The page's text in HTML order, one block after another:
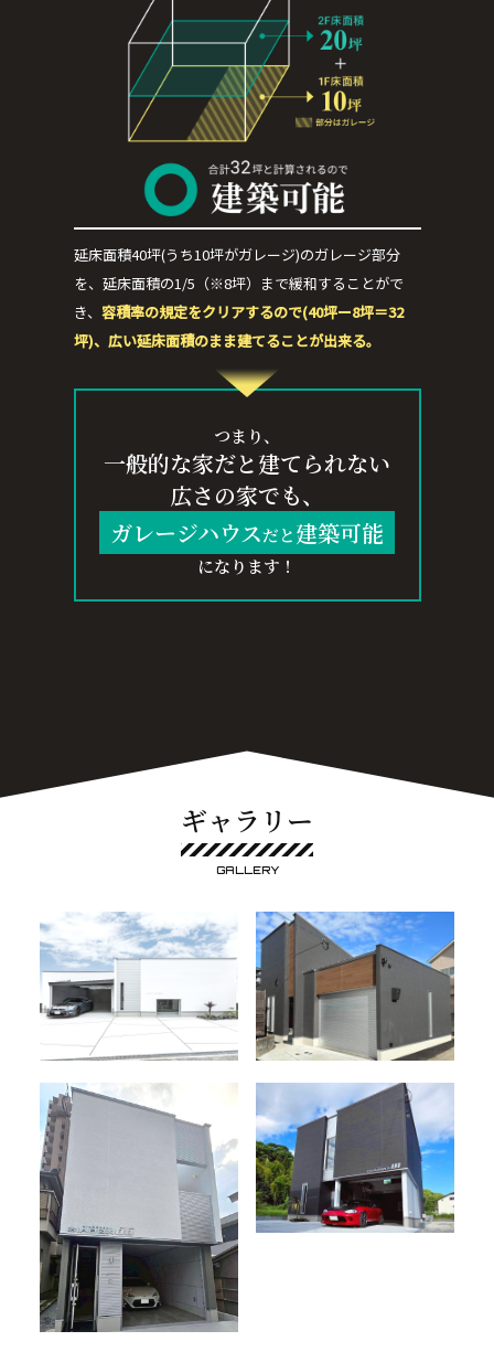
延床面積40坪(うち10坪がガレージ)のガレージ部分
を、延床面積の1/5（※8坪）まで緩和することがで
き、 容積率の規定をクリアするので(40坪ー8坪＝32
坪)、広い延床面積のまま建てることが出来る。
つまり、
一般的な家だと建てられない
広さの家でも、
ガレージハウスだと建築可能
になります！
ギャラリー
GALLERY